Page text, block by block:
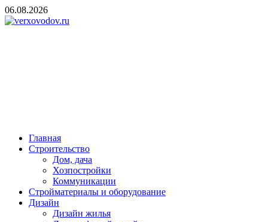
Skip
to
06.08.2026
Главная
Строительство
Дом, дача
Хозпостройки
Коммуникации
Стройматериалы и оборудование
Дизайн
Дизайн жилья